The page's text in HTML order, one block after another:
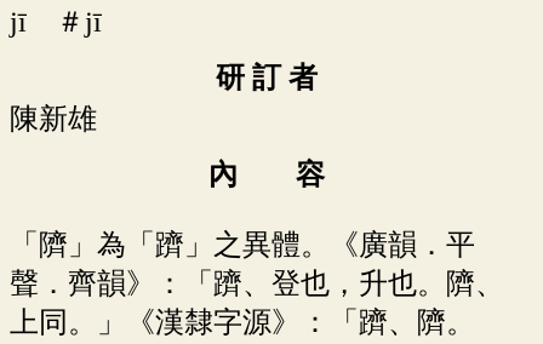
jī ＃jī
研 訂 者
陳新雄
內 容
「隮」為「躋」之異體。《廣韻．平
聲．齊韻》：「躋、登也，升也。隮、
上同。」《漢隸字源》：「躋、隮。